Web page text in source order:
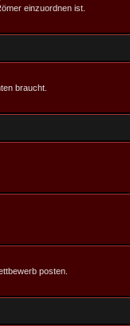
einzuordnen ist.
braucht.
posten.